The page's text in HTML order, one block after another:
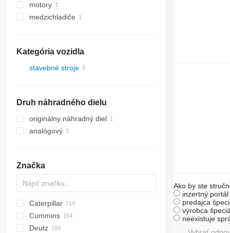
motory
medzichladiče
Kategória vozidla
stavebné stroje
Druh náhradného dielu
originálny náhradný diel
analógový
Značka
AZ
AX
ASC
225LC
1304
1404
320
331
334
Steiger
450
570
580
Caterpillar
120
160
Cummins
C-series
DF
Deutz
Ako by ste
inzertný
predajca
výrobca
neexistuje